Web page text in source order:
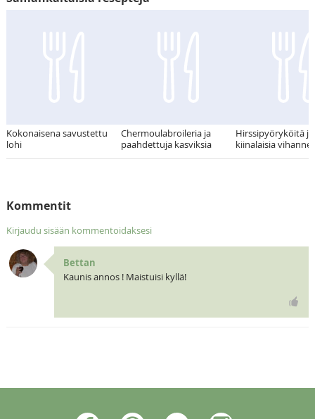
Kokonaisena savustettu
lohi
Chermoulabroileria ja
paahdettuja kasviksia
Hirssipyöryköitä ja
kiinalaisia
Kommentit
Kirjaudu sisään kommentoidaksesi
Bettan
Kaunis annos ! Maistuisi kyllä!